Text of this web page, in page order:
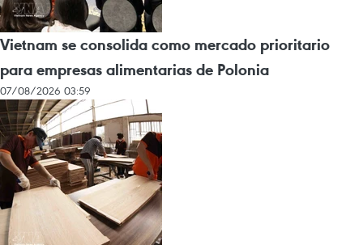
Vietnam se consolida como mercado prioritario
para empresas alimentarias de Polonia
07/08/2026 03:59